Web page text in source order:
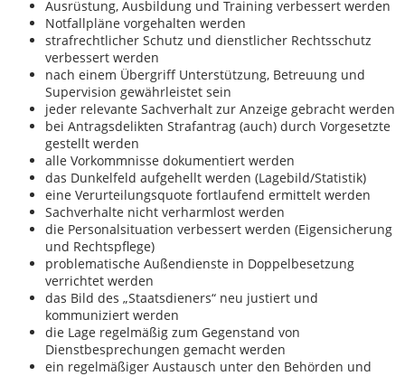
Ausrüstung, Ausbildung und Training verbessert werden
Notfallpläne vorgehalten werden
strafrechtlicher Schutz und dienstlicher Rechtsschutz
verbessert werden
nach einem Übergriff Unterstützung, Betreuung und
Supervision gewährleistet sein
jeder relevante Sachverhalt zur Anzeige gebracht werden
bei Antragsdelikten Strafantrag (auch) durch Vorgesetzte
gestellt werden
alle Vorkommnisse dokumentiert werden
das Dunkelfeld aufgehellt werden (Lagebild/Statistik)
eine Verurteilungsquote fortlaufend ermittelt werden
Sachverhalte nicht verharmlost werden
die Personalsituation verbessert werden (Eigensicherung
und Rechtspflege)
problematische Außendienste in Doppelbesetzung
verrichtet werden
das Bild des „Staatsdieners“ neu justiert und
kommuniziert werden
die Lage regelmäßig zum Gegenstand von
Dienstbesprechungen gemacht werden
ein regelmäßiger Austausch unter den Behörden und